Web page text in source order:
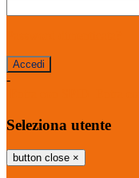
-
Seleziona utente
button close ×